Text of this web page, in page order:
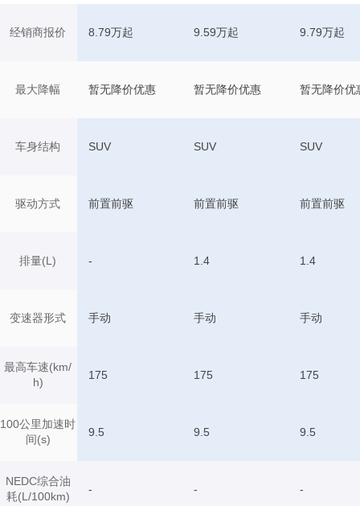
经销商报价
最大降幅
车身结构
驱动方式
排量(L)
变速器形式
最高车速(km/
h)
100公里加速时
间(s)
NEDC综合油
耗(L/100km)
8.79万起 9.59万起 9.79万起
暂无降价优惠 暂无降价优惠 暂无降价优
SUV SUV SUV
前置前驱 前置前驱 前置前驱
- 1.4 1.4
手动 手动 手动
175 175 175
9.5 9.5 9.5
- - -